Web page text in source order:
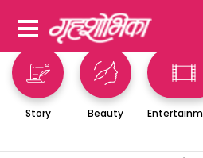
Story Beauty